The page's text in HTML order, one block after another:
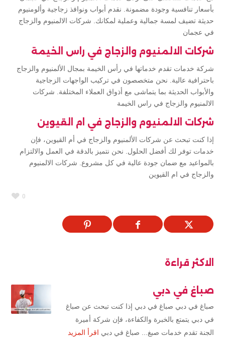
بأسعار تنافسية وجودة مضمونة. نقدم أبواب ونوافذ زجاجية وألومنيوم
حديثة تضيف لمسة جمالية وعملية لمكانك. شركات الالمنيوم والزجاج
في عجمان
شركات الالمنيوم والزجاج في راس الخيمة
شركة خدمات تقدم خدماتها في رأس الخيمة بمجال الألمنيوم والزجاج
باحترافية عالية. نحن متخصصون في تركيب الواجهات الزجاجية
والأبواب الحديثة بما يتماشى مع أذواق العملاء المختلفة. شركات
الالمنيوم والزجاج في راس الخيمة
شركات الالمنيوم والزجاج في ام القيوين
إذا كنت تبحث عن شركات الألمنيوم والزجاج في أم القيوين، فإن
خدمات توفر لك أفضل الحلول. نحن نتميز بالدقة في العمل والالتزام
بالمواعيد مع ضمان جودة عالية في كل مشروع. شركات الالمنيوم
والزجاج في ام القيوين
0
الاكثر قراءة
صباغ في دبي
صباغ في دبي صباغ في دبي إذا كنت تبحث عن صباغ
في دبي يتمتع بالخبرة والكفاءة، فإن شركة أميرة
الجنة تقدم خدمات صبغ... صباغ في دبي اقرأ المزيد